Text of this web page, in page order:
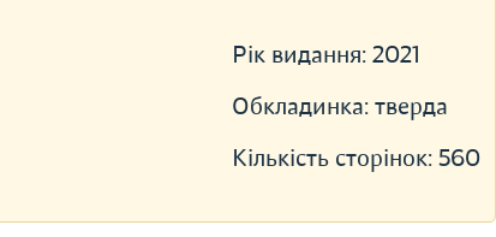
Рік видання: 2021
Обкладинка: тверда
Кількість сторінок: 560